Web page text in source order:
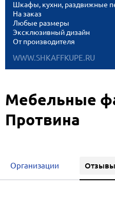
Шкафы, кухни, раздвижные
На заказ
Любые размеры
Эксклюзивный дизайн
От производителя
WWW.SHKAFFKUPE.RU
Мебельные
Протвина
Организации Отзывы